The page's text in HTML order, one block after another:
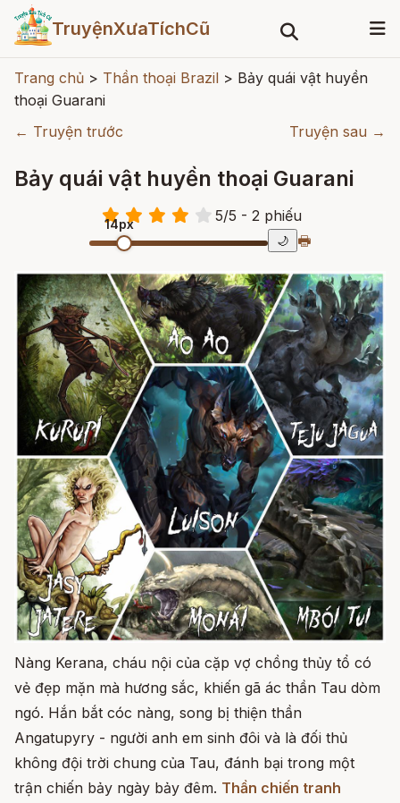
TruyệnXưaTíchCũ
Trang chủ > Thần thoại Brazil > Bảy quái vật huyền
thoại Guarani
← Truyện trước
Truyện sau →
Bảy quái vật huyền thoại Guarani
5/5 - 2phiếu
14px
🌙 🖶
Nàng Kerana, cháu nội của cặp vợ chồng thủy tổ có
vẻ đẹp mặn mà hương sắc, khiến gã ác thần Tau dòm
ngó. Hắn bắt cóc nàng, song bị thiện thần
Angatupyry - người anh em sinh đôi và là đối thủ
không đội trời chung của Tau, đánh bại trong một
trận chiến bảy ngày bảy đêm. Thần chiến tranh